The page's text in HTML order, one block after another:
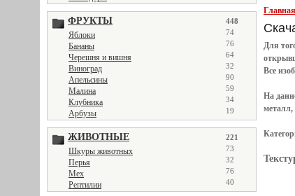
ФРУКТЫ 448
Яблоки 74
Бананы 76
Черешня и вишня 64
Виноград 32
Апельсины 90
Малина 59
Клубника 34
Арбузы 19
ЖИВОТНЫЕ 221
Шкуры животных 73
Перья 32
Мех 76
Рептилии 40
Главная
Для
Все
На
металл,